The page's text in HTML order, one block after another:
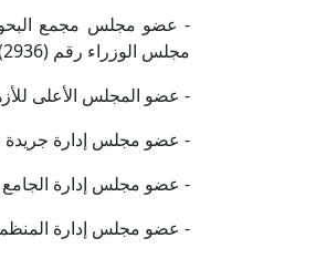
مجلس الوزراء رقم (2936) لسنة 2022م بعضوية مجمع البحوث الإسلامية (بذاته).
- عضو المجلس الأعلى للأزهر
- عضو مجلس إدارة جريدة صوت
- عضو مجلس إدارة الجامع الأزهر منذ
- عضو مجلس إدارة المنظمة